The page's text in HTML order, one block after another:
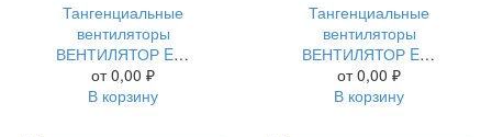
Тангенциальные
вентиляторы
ВЕНТИЛЯТОР EBMPAPST QLZ06/2424-3038L ТАНГЕНЦИАЛЬНЫЙ
от0,00 ₽
В корзину
Тангенциальные
вентиляторы
ВЕНТИЛЯТОР EBMPAPST QLZ06/0600-2513 ТАНГЕНЦИАЛЬНЫЙ
от0,00 ₽
В корзину